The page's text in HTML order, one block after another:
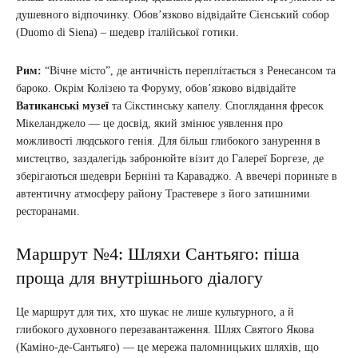
душевного відпочинку. Обов’язково відвідайте Сієнський собор
(Duomo di Siena) – шедевр італійської готики.
Рим: “Вічне місто”, де античність переплітається з Ренесансом та
бароко. Окрім Колізею та Форуму, обов’язково відвідайте
Ватиканські музеї та Сікстинську капелу. Споглядання фресок
Мікеланджело — це досвід, який змінює уявлення про
можливості людського генія. Для більш глибокого занурення в
мистецтво, заздалегідь забронюйте візит до Галереї Боргезе, де
зберігаються шедеври Берніні та Караваджо. А ввечері пориньте в
автентичну атмосферу району Трастевере з його затишними
ресторанами.
Маршрут №4: Шляхи Сантьяго: піша
проща для внутрішнього діалогу
Це маршрут для тих, хто шукає не лише культурного, а й
глибокого духовного перезавантаження. Шлях Святого Якова
(Каміно-де-Сантьяго) — це мережа паломницьких шляхів, що